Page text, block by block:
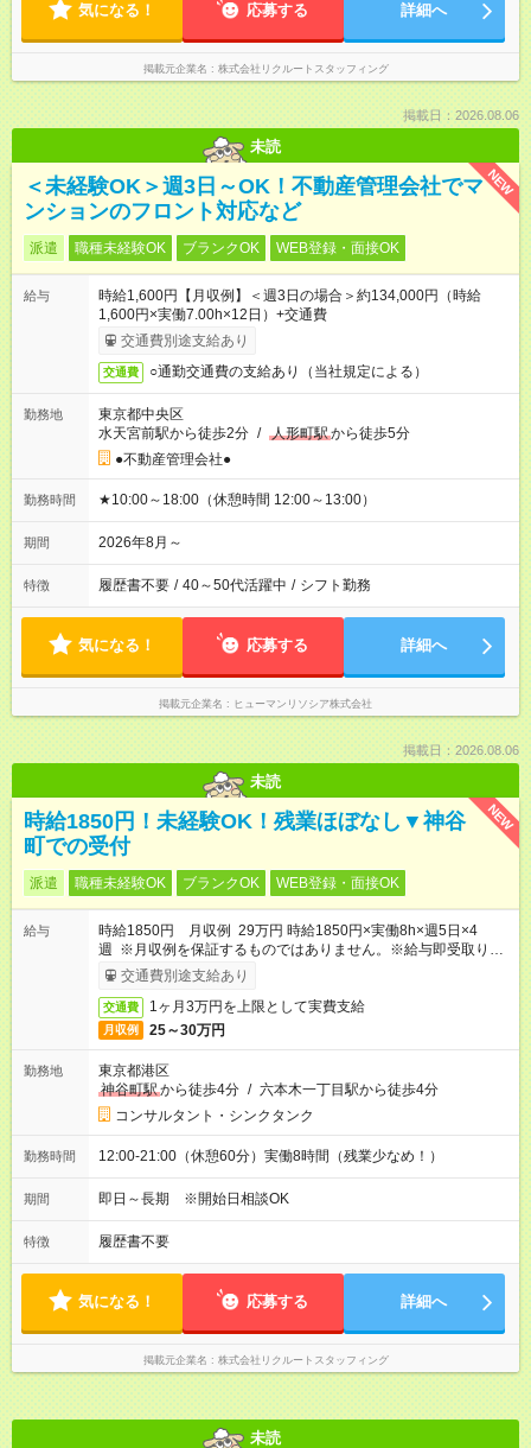
気になる！ 応募する 詳細へ
掲載元企業名 株式会社リクルートスタッフィング
掲載日：2026.08.06
未読
NEW
＜未経験OK＞週3日～OK！不動産管理会社でマ
ンションのフロント対応など
派遣 職種未経験OK ブランクOK WEB登録・面接OK
給与
時給1,600円【月収例】＜週3日の場合＞約134,000円（時給
1,600円×実働7.00h×12日）+交通費
交通費別途支給あり
交通費 ○通勤交通費の支給あり（当社規定による）
勤務地
東京都中央区
水天宮前駅から徒歩2分 / 人形町駅から徒歩5分
●不動産管理会社●
勤務時間 ★10:00～18:00（休憩時間 12:00～13:00）
期間 2026年8月～
特徴 履歴書不要 / 40～50代活躍中 / シフト勤務
気になる！ 応募する 詳細へ
掲載元企業名 ヒューマンリソシア株式会社
掲載日：2026.08.06
未読
NEW
時給1850円！未経験OK！残業ほぼなし▼神谷
町での受付
派遣 職種未経験OK ブランクOK WEB登録・面接OK
給与
時給1850円 月収例 29万円 時給1850円×実働8h×週5日×4
週 ※月収例を保証するものではありません。※給与即受取りサ
ービス利用可（利用条件有）
交通費別途支給あり
交通費 1ヶ月3万円を上限として実費支給
月収例 25～30万円
勤務地
東京都港区
神谷町駅から徒歩4分 / 六本木一丁目駅から徒歩4分
コンサルタント・シンクタンク
勤務時間 12:00-21:00（休憩60分）実働8時間（残業少なめ！）
期間 即日～長期 ※開始日相談OK
特徴 履歴書不要
気になる！ 応募する 詳細へ
掲載元企業名 株式会社リクルートスタッフィング
未読